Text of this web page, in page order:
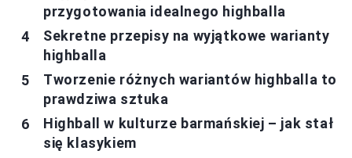
przygotowania idealnego highballa
Sekretne przepisy na wyjątkowe warianty
highballa
Tworzenie różnych wariantów highballa to
prawdziwa sztuka
Highball w kulturze barmańskiej – jak stał
się klasykiem